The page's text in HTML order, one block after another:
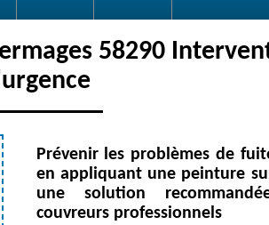
58290
Prévenir les problèmes de
en appliquant une peinture
une solution
couvreurs professionnels